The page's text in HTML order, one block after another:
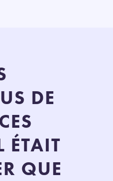
DE
ÉTAIT
QUE